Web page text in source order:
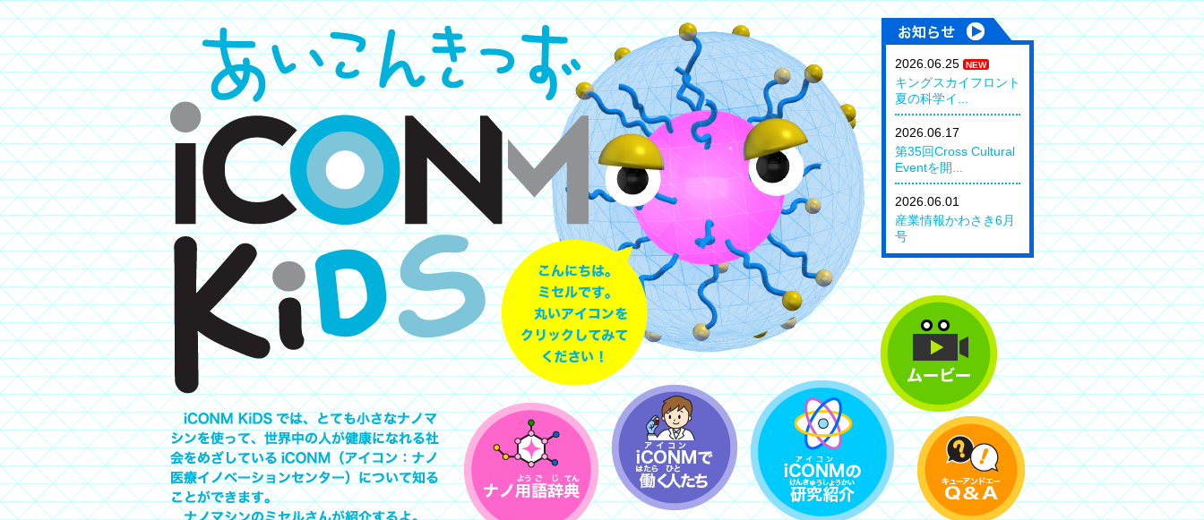
2026.06.25 NEW
キングスカイフロント
夏の科学イ...
2026.06.17
第35回Cross Cultural
Eventを開...
2026.06.01
産業情報かわさき6月
号